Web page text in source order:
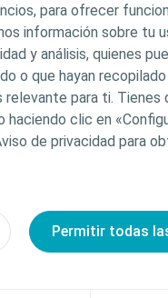
para ofrecer
información sobre tu
y análisis, quienes
o que hayan
para ti. Tienes
clic en
de privacidad para
Permitir todas
Los bebés y los
diversas
medida que el
subyacente o de
un bebé o un